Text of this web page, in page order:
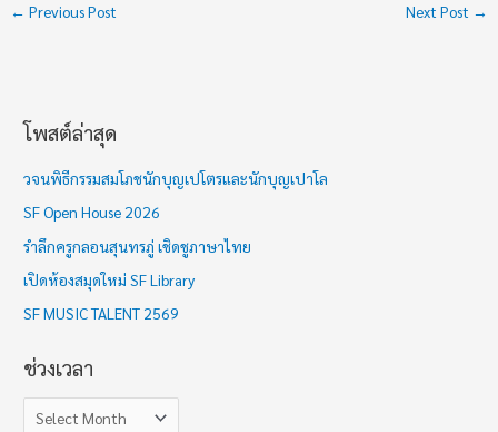
← Previous Post Next Post →
โพสต์ล่าสุด
วจนพิธีกรรมสมโภชนักบุญเปโตรและนักบุญเปาโล
SF Open House 2026
รำลึกครูกลอนสุนทรภู่ เชิดชูภาษาไทย
เปิดห้องสมุดใหม่ SF Library
SF MUSIC TALENT 2569
ช่วงเวลา
ช่
ง
เ
ว
ล
า